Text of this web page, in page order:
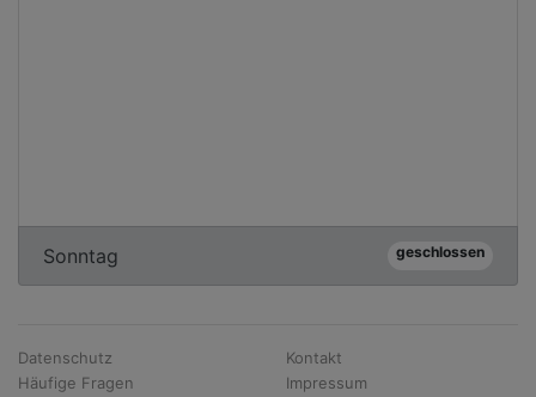
Sonntag geschlossen
Datenschutz
Häufige Fragen
Kontakt
Impressum